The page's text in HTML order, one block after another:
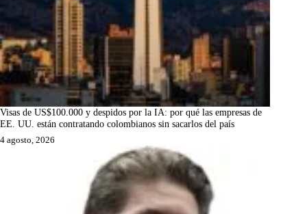
Visas de US$100.000 y despidos por la IA: por qué las empresas de
EE. UU. están contratando colombianos sin sacarlos del país
4 agosto, 2026